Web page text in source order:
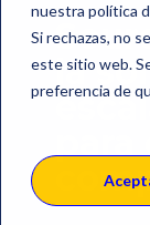
nuestra política
Si rechazas, no
este sitio web.
preferencia de
la
escal